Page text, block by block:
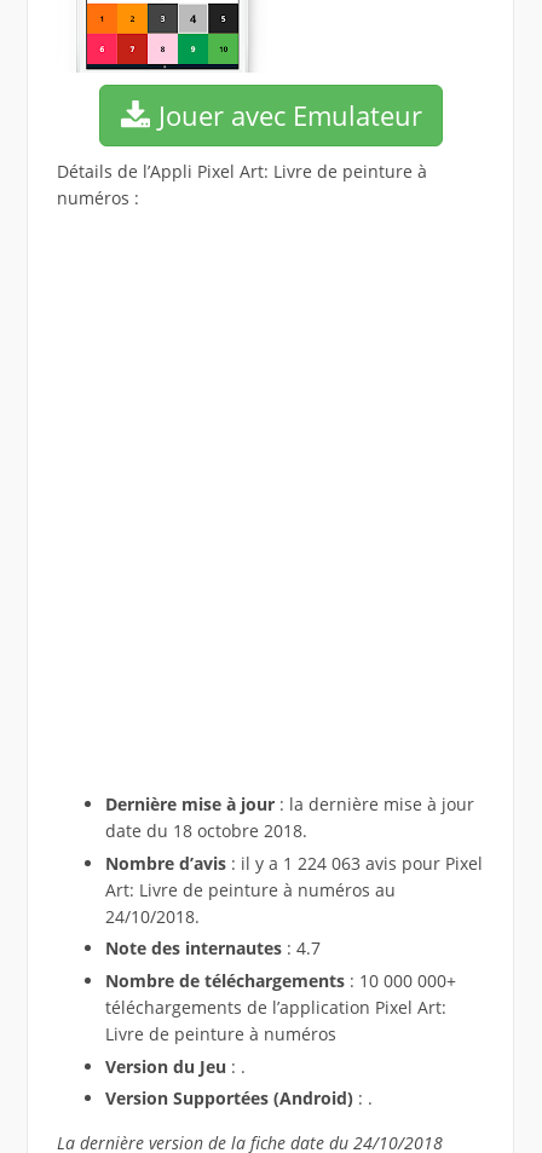
Jouer avec Emulateur
Détails de l’Appli Pixel Art: Livre de peinture à
numéros :
Dernière mise à jour: la dernière mise à jour
date du 18 octobre 2018.
Nombre d’avis: il y a 1 224 063 avis pour Pixel
Art: Livre de peinture à numéros au
24/10/2018.
Note des internautes: 4.7
Nombre de téléchargements : 10 000 000+
téléchargements de l’application Pixel Art:
Livre de peinture à numéros
Version du Jeu : .
Version Supportées (Android): .
La dernière version de la fiche date du 24/10/2018